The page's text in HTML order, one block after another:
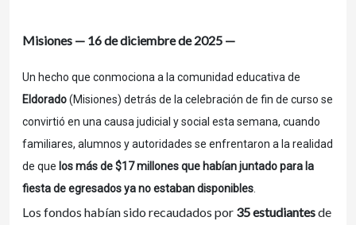
Misiones — 16 de diciembre de 2025 —
Un hecho que conmociona a la comunidad educativa de
Eldorado(Misiones) detrás de la celebración de fin de curso se
convirtió en una causa judicial y social esta semana, cuando
familiares, alumnos y autoridades se enfrentaron a la realidad
de que los más de $17 millones que habían juntado para la
fiesta de egresados ya no estaban disponibles
Los fondos habían sido recaudados por 35 estudiantesde